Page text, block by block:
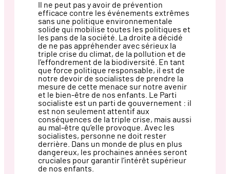
Il ne peut pas y avoir de prévention
efficace contre les événements extrêmes
sans une politique environnementale
solide qui mobilise toutes les politiques et
les pans de la société. La droite a décidé
de ne pas appréhender avec sérieux la
triple crise du climat, de la pollution et de
l’effondrement de la biodiversité. En tant
que force politique responsable, il est de
notre devoir de socialistes de prendre la
mesure de cette menace sur notre avenir
et le bien-être de nos enfants. Le Parti
socialiste est un parti de gouvernement : il
est non seulement attentif aux
conséquences de la triple crise, mais aussi
au mal-être qu’elle provoque. Avec les
socialistes, personne ne doit rester
derrière. Dans un monde de plus en plus
dangereux, les prochaines années seront
cruciales pour garantir l’intérêt supérieur
de nos enfants.